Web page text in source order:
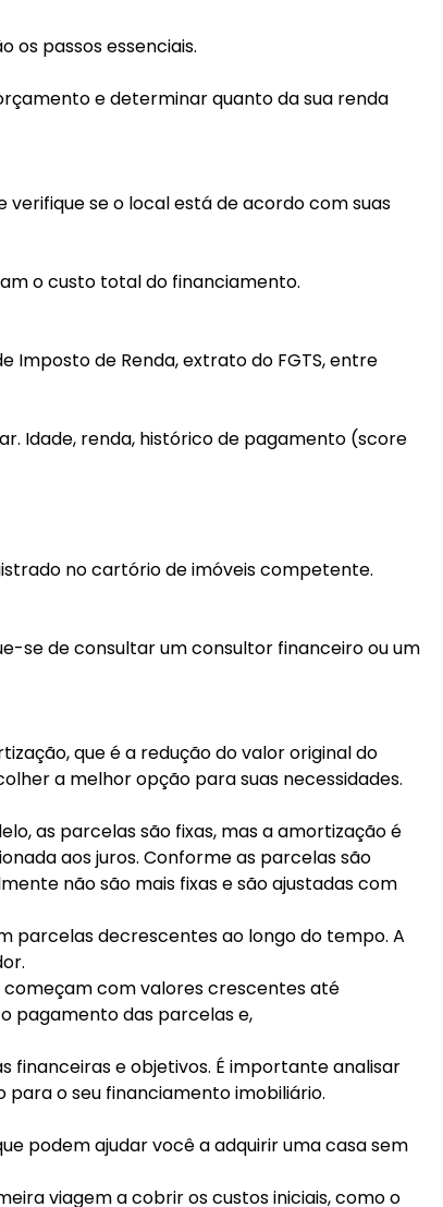
os passos essenciais.
e determinar quanto da sua renda
verifique se o local está de acordo com suas
o custo total do financiamento.
de Renda, extrato do FGTS, entre
Idade, renda, histórico de pagamento (score
no cartório de imóveis competente.
se de consultar um consultor financeiro ou um
que é a redução do valor original do
a melhor opção para suas necessidades.
as parcelas são fixas, mas a amortização é
aos juros. Conforme as parcelas são
não são mais fixas e são ajustadas com
parcelas decrescentes ao longo do tempo. A
começam com valores crescentes até
pagamento das parcelas e,
financeiras e objetivos. É importante analisar
o seu financiamento imobiliário.
podem ajudar você a adquirir uma casa sem
viagem a cobrir os custos iniciais, como o